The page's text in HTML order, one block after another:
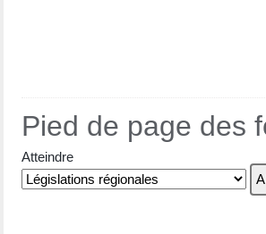
Pied de page des
Atteindre